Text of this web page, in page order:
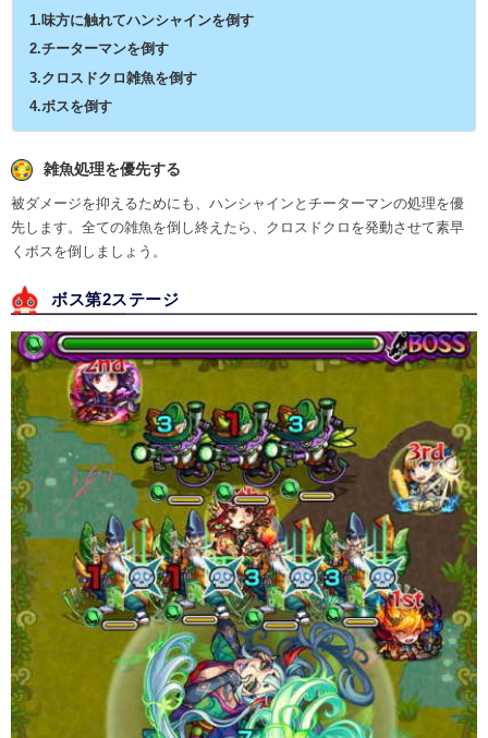
1.味方に触れてハンシャインを倒す
2.チーターマンを倒す
3.クロスドクロ雑魚を倒す
4.ボスを倒す
雑魚処理を優先する
被ダメージを抑えるためにも、ハンシャインとチーターマンの処理を優
先します。全ての雑魚を倒し終えたら、クロスドクロを発動させて素早
くボスを倒しましょう。
ボス第2ステージ